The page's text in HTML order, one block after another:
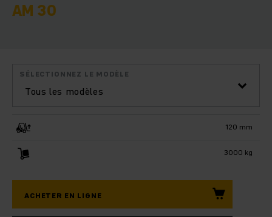
AM 30
Tous les modèles
SÉLECTIONNEZ LE MODÈLE
120 mm
3000 kg
ACHETER EN LIGNE